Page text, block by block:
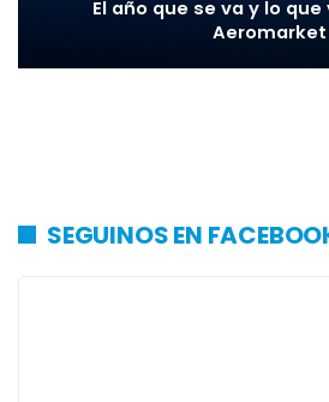
El año que se va y lo
Aeromarket
SEGUINOS EN